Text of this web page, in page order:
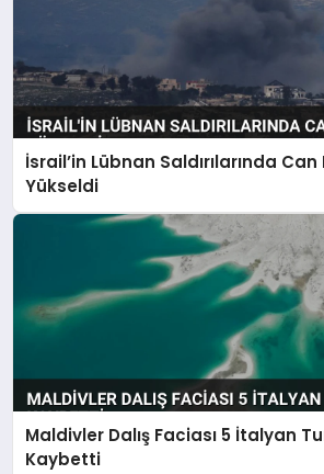
İsrail’in Lübnan Saldırılarında Can
Yükseldi
Maldivler Dalış Faciası 5 İtalyan
Kaybetti